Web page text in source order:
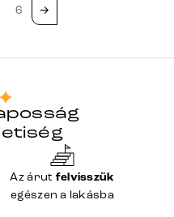
6 →
Az árut felvisszük
egészen a lakásba